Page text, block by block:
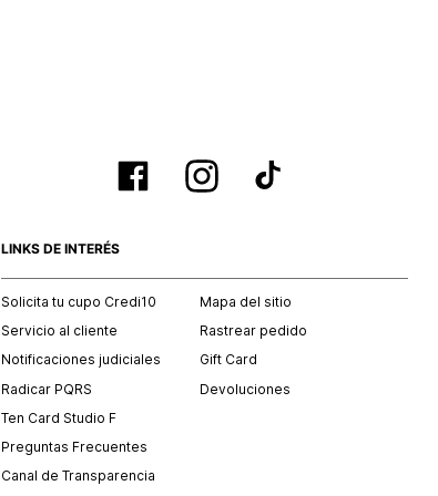
LINKS DE INTERÉS
Solicita tu cupo Credi10
Servicio al cliente
Notificaciones judiciales
Radicar PQRS
Ten Card Studio F
Preguntas Frecuentes
Canal de Transparencia
Mapa del sitio
Rastrear pedido
Gift Card
Devoluciones